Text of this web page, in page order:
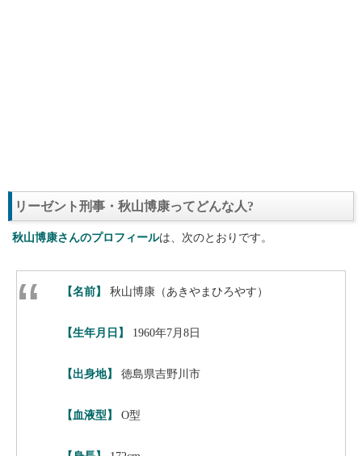
リーゼント刑事・秋山博康ってどんな人?
秋山博康さんのプロフィールは、次のとおりです。
【名前】 秋山博康（あきやまひろやす）
【生年月日】 1960年7月8日
【出身地】 徳島県吉野川市
【血液型】 O型